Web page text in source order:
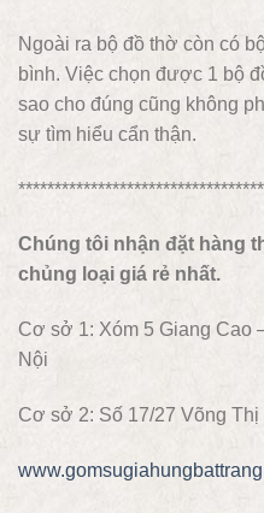
Ngoài ra bộ đồ thờ còn có
bình. Việc chọn được 1 bộ
sao cho đúng cũng không
sự tìm hiểu cẩn thận.
Chúng tôi nhận đặt hàng
chủng loại giá rẻ nhất.
Cơ sở 1: Xóm 5 Giang Cao
Nội
Cơ sở 2: Số 17/27 Võng